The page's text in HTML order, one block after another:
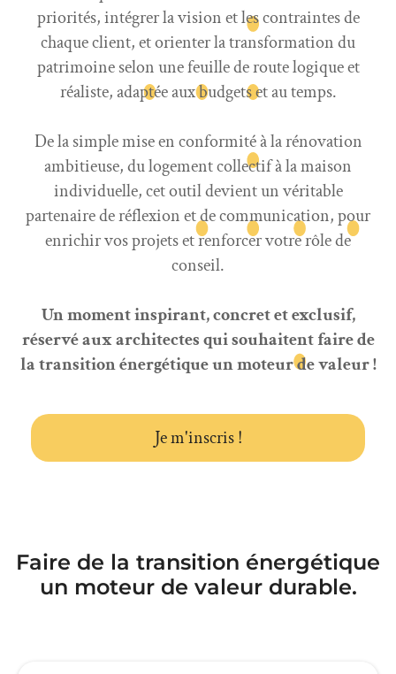
priorités, intégrer la vision et les contraintes de
chaque client, et orienter la transformation du
patrimoine selon une feuille de route logique et
réaliste, adaptée aux budgets et au temps.
De la simple mise en conformité à la rénovation
ambitieuse, du logement collectif à la maison
individuelle, cet outil devient un véritable
partenaire de réflexion et de communication, pour
enrichir vos projets et renforcer votre rôle de
conseil.
Un moment inspirant, concret et exclusif,
réservé aux architectes qui souhaitent faire de
la transition énergétique un moteur de valeur !
Je m'inscris !
Faire de la transition énergétique
un moteur de valeur durable.